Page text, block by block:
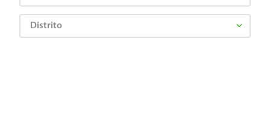
Distrito